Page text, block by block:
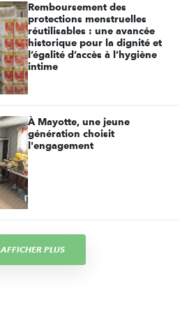
Remboursement des
protections menstruelles
réutilisables : une avancée
historique pour la dignité et
l’égalité d’accès à l’hygiène
intime
À Mayotte, une jeune
génération choisit
l'engagement
AFFICHER PLUS